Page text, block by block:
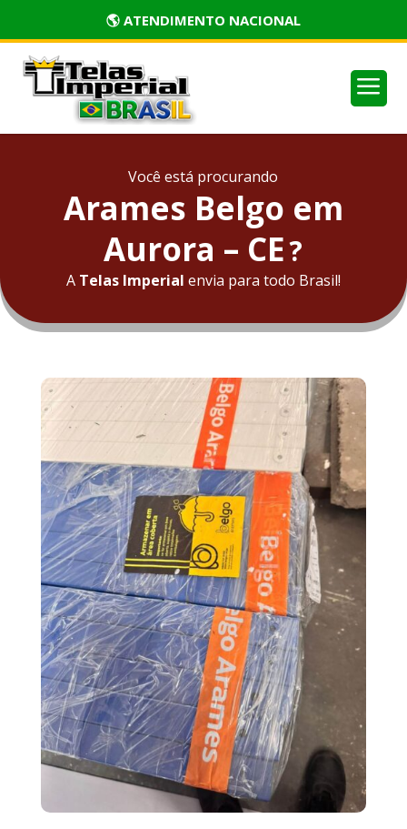
🏅 PRODUTOS CERTIFICADOS
a
Você está procurando
Arames Belgo em
Aurora – CE?
A Telas Imperial envia para todo Brasil!